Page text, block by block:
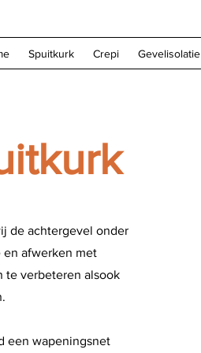
Spuitkurk Crepi Gevelisolatie
de achtergevel onder
en afwerken met
te verbeteren alsook
een wapeningsnet